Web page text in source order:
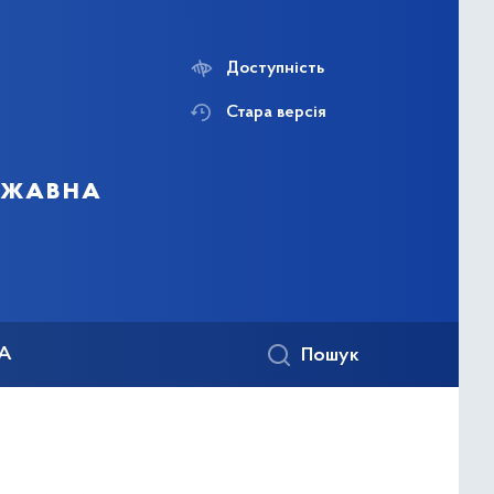
Доступність
Стара версія
Пошук